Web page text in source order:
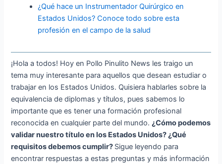
¿Qué hace un Instrumentador Quirúrgico en
Estados Unidos? Conoce todo sobre esta
profesión en el campo de la salud
¡Hola a todos! Hoy en Pollo Pinulito News les traigo un
tema muy interesante para aquellos que desean estudiar o
trabajar en los Estados Unidos. Quisiera hablarles sobre la
equivalencia de diplomas y títulos, pues sabemos lo
importante que es tener una formación profesional
reconocida en cualquier parte del mundo.¿Cómo podemos
validar nuestro título en los Estados Unidos? ¿Qué
requisitos debemos cumplir? Sigue leyendo para
encontrar respuestas a estas preguntas y más información